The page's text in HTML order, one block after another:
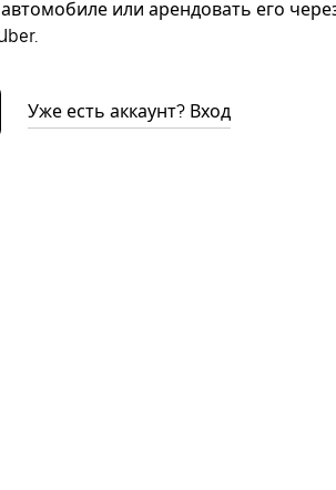
или арендовать его
Уже есть аккаунт? Вход